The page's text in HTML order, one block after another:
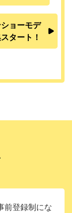
ョーモデ
タート！
前登録制にな